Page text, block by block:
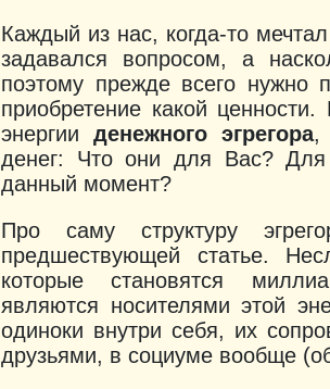
Каждый из нас, когда-то
задавался вопросом, а
поэтому прежде всего нужно
приобретение какой
энергии денежного эгрегора,
денег: Что они для Вас?
данный момент?
Про саму структуру
предшествующей статье.
которые становятся
являются носителями этой
одиноки внутри себя, их
друзьями, в социуме вообще